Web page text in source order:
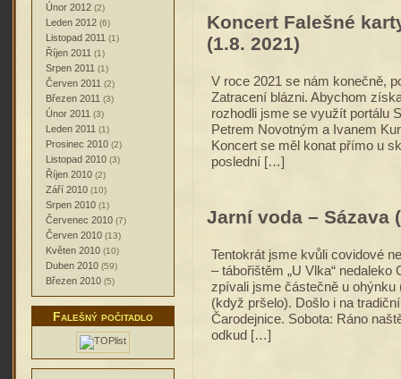
Únor 2012 (2)
Leden 2012 (6)
Listopad 2011 (1)
Říjen 2011 (1)
Srpen 2011 (1)
Červen 2011 (2)
Březen 2011 (3)
Únor 2011 (3)
Leden 2011 (1)
Prosinec 2010 (2)
Listopad 2010 (3)
Říjen 2010 (2)
Září 2010 (10)
Srpen 2010 (1)
Červenec 2010 (7)
Červen 2010 (13)
Květen 2010 (10)
Duben 2010 (59)
Březen 2010 (5)
Falešný počitadlo
Koncert Falešné
(1.8. 2021)
V roce 2021 se nám konečně,
Zatracení blázni. Abychom
rozhodli jsme se využít portálu
Petrem Novotným a Ivanem
Koncert se měl konat přímo u
poslední […]
Jarní voda – Sázava
Tentokrát jsme kvůli covidové
– tábořištěm „U Vlka“
zpívali jsme částečně u
(když pršelo). Došlo i na
Čarodejnice. Sobota: Ráno
odkud […]